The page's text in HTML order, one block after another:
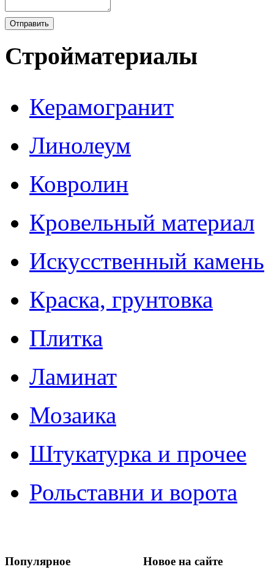
Стройматериалы
Керамогранит
Линолеум
Ковролин
Кровельный материал
Искусственный камень
Краска, грунтовка
Плитка
Ламинат
Мозаика
Штукатурка и прочее
Рольставни и ворота
Популярное Новое на сайте